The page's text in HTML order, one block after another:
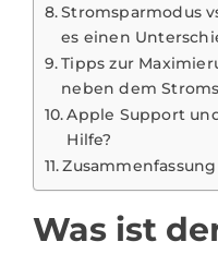
Stromsparmodus
es einen
Tipps zur
neben dem
Apple Support
Hilfe?
Zusammenfassung
Was ist